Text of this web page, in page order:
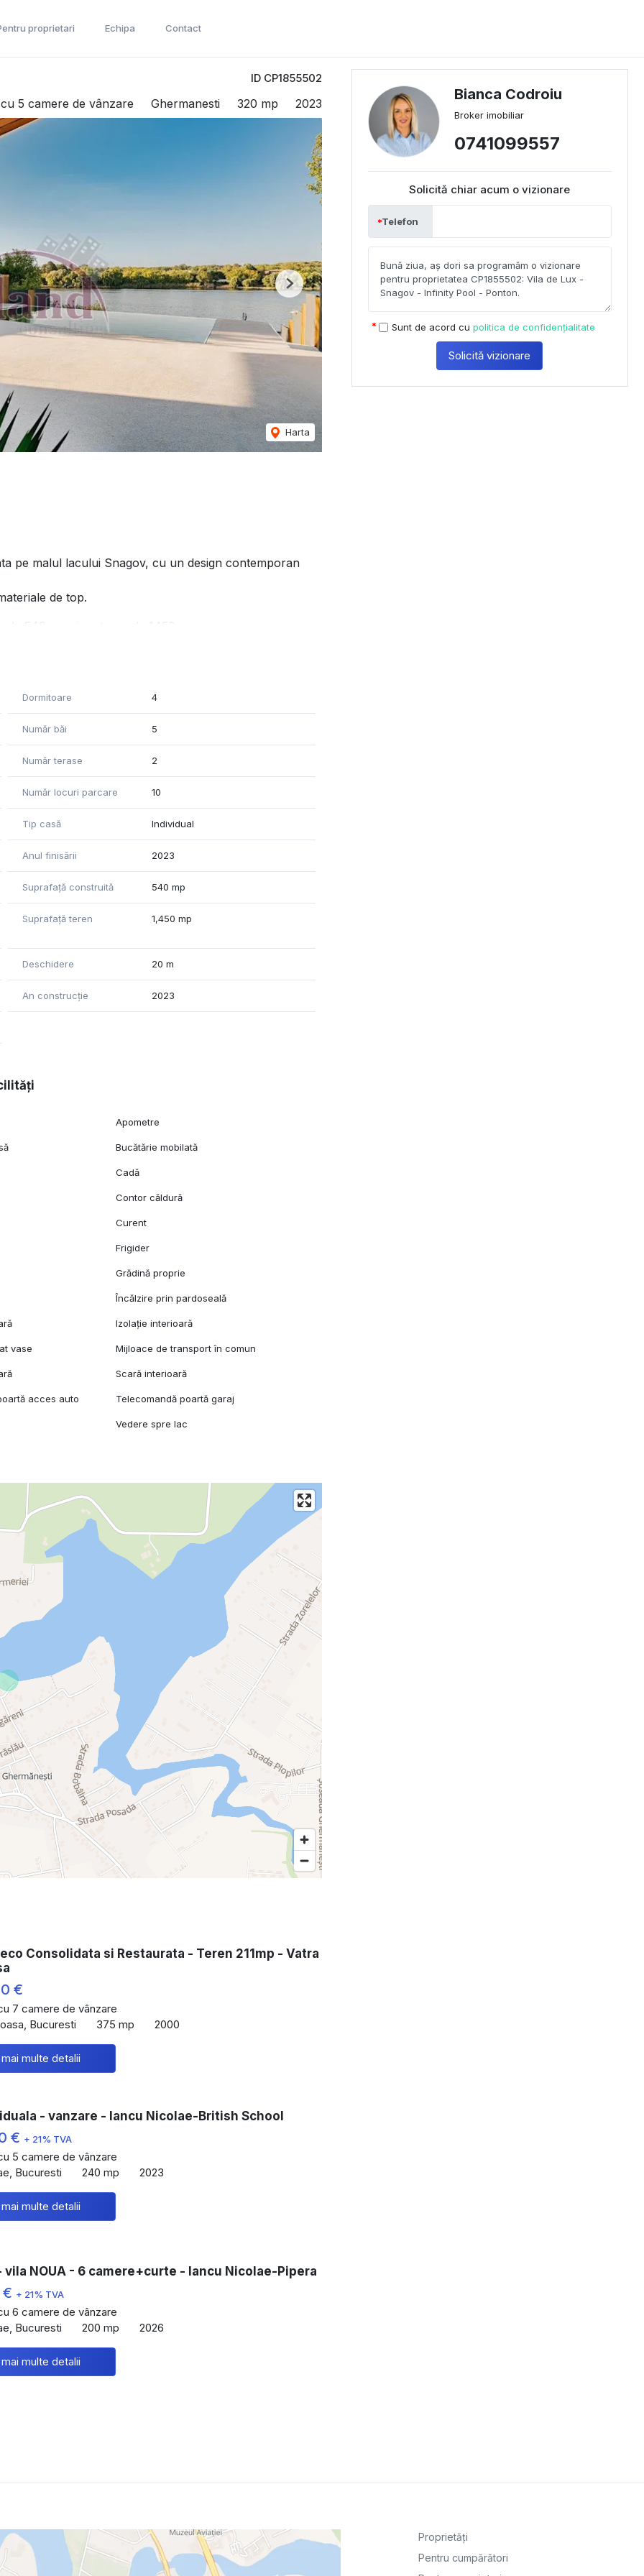
proprietari Echipa Contact
ID CP1855502
5 camere de vânzare Ghermanesti 320 mp 2023
Harta
Next
pe malul lacului Snagov, cu un design contemporan
de top.
printr-un concept nou: simbioza dintre arhitectura si
splendida asupra lacului Snagov, atat din
de 80 mp, astfel va puteti bucura de activități
Dormitoare 4
Număr băi 5
Număr terase 2
Număr locuri parcare 10
Tip casă Individual
Anul finisării 2023
Suprafață construită 540 mp
Suprafață teren 1,450 mp
Deschidere 20 m
An construcție 2023
Apometre
Bucătărie mobilată
Cadă
Contor căldură
Curent
Frigider
Grădină proprie
Încălzire prin pardoseală
Izolație interioară
vase Mijloace de transport în comun
Scară interioară
acces auto Telecomandă poartă garaj
Vedere spre lac
Bianca Codroiu
Broker imobiliar
0741099557
Solicită chiar acum o vizionare
Telefon
Sunt de acord cu politica de confidențialitate
Solicită vizionare
Consolidata si Restaurata - Teren 211mp - Vatra
€
7 camere de vânzare
Bucuresti
375 mp 2000
multe detalii
- vanzare - Iancu Nicolae-British School
€ + 21% TVA
5 camere de vânzare
Bucuresti
240 mp 2023
multe detalii
vila NOUA - 6 camere+curte - Iancu Nicolae-Pipera
€ + 21% TVA
6 camere de vânzare
Bucuresti
200 mp 2026
multe detalii
Proprietăți
Pentru cumpărători